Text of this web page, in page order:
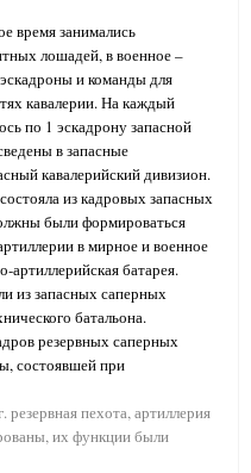
время занимались
лошадей, в военное –
и команды для
кавалерии. На каждый
по 1 эскадрону запасной
в запасные
кавалерийский дивизион.
из кадровых запасных
были формироваться
в мирное и военное
артиллерийская батарея.
из запасных саперных
батальона.
резервных саперных
состоявшей при
пехота, артиллерия
их функции были